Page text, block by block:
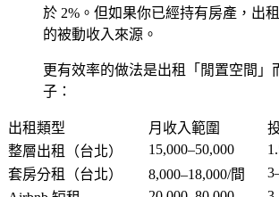
於 2%。但如果你已經持有房產，出
的被動收入來源。
更有效率的做法是出租「閒置空間」
子：
出租類型 月收入範圍
整層出租（台北）
15,000–50,000
套房分租（台北）
8,000–18,000/間